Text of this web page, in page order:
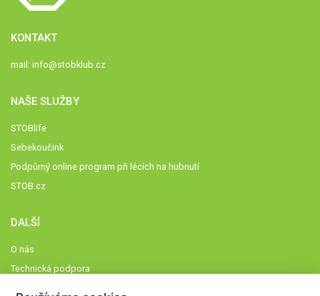
KONTAKT
mail: info@stobklub.cz
NAŠE SLUŽBY
STOBlife
Sebekoučink
Podpůrný online program při lécích na hubnutí
STOB.cz
DALŠÍ
O nás
Technická podpora